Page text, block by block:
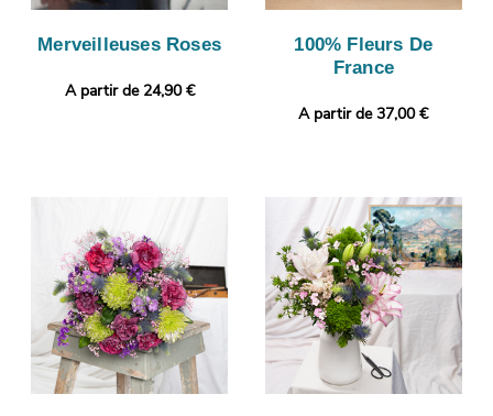
Merveilleuses Roses
A partir de 24,90 €
100% Fleurs De
France
A partir de 37,00 €